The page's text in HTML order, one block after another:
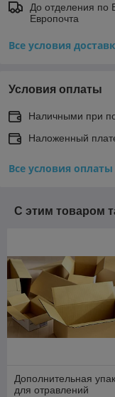
До отделения по
Европочта
Все условия
Условия оплаты
Наличными при
Наложенный
Все условия оплаты
С этим товаром
Дополнительная
для отравлений